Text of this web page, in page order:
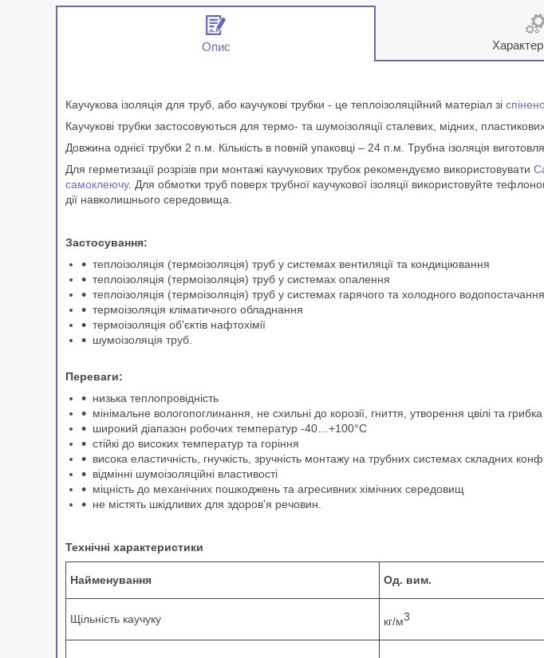
Опис
Каучукова ізоляція для труб, або каучукові трубки - це теплоізоляційний матеріал зі
Каучукові трубки застосовуються для термо- та шумоізоляції сталевих, мідних,
Довжина однієї трубки 2 п.м. Кількість в повній упаковці – 24 п.м. Трубна ізоляція
Для герметизації розрізів при монтажі каучукових трубок рекомендуємо використовувати
самоклеючу. Для обмотки труб поверх трубної каучукової ізоляції використовуйте
дії навколишнього середовища.
Застосування:
теплоізоляція (термоізоляція) труб у системах вентиляції та кондиціювання
теплоізоляція (термоізоляція) труб у системах опалення
теплоізоляція (термоізоляція) труб у системах гарячого та холодного водопостачання
термоізоляція кліматичного обладнання
термоізоляція об'єктів нафтохімії
шумоізоляція труб.
Переваги:
низька теплопровідність
мінімальне вологопоглинання, не схильні до корозії, гниття, утворення цвілі та грибка
широкий діапазон робочих температур -40…+100°С
стійкі до високих температур та горіння
висока еластичність, гнучкість, зручність монтажу на трубних системах складних
відмінні шумоізоляційні властивості
міцність до механічних пошкоджень та агресивних хімічних середовищ
не містять шкідливих для здоров'я речовин.
Технічні характеристики
Найменування Од. вим.
Щільність каучуку кг/м3